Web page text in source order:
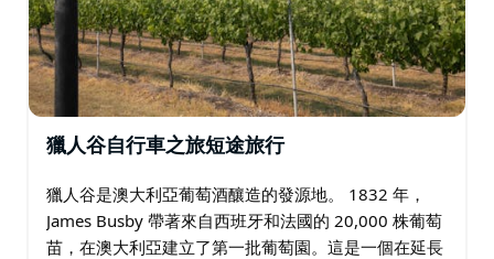
獵人谷自行車之旅短途旅行
獵人谷是澳大利亞葡萄酒釀造的發源地。 1832 年，
James Busby 帶著來自西班牙和法國的 20,000 株葡萄
苗，在澳大利亞建立了第一批葡萄園。這是一個在延長